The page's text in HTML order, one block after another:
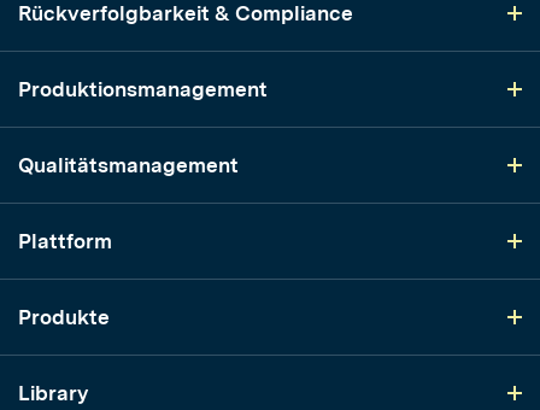
Rückverfolgbarkeit & Compliance
Produktionsmanagement
Qualitätsmanagement
Plattform
Produkte
Library